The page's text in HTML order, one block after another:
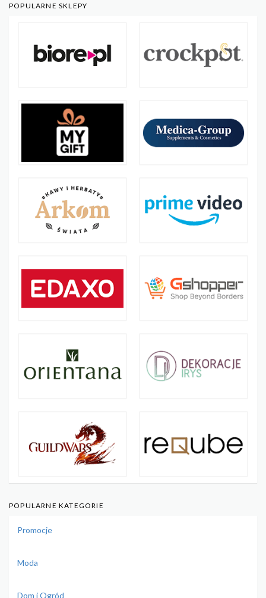
POPULARNE SKLEPY
POPULARNE KATEGORIE
Promocje
Moda
Dom i Ogród